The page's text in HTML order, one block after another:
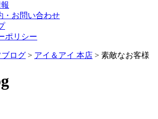
・お問い合わせ
ポリシー
ブログ > アイ＆アイ 本店 > 素敵なお客様